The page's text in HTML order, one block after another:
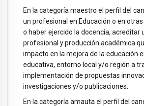
En la categoría maestro el perfil del
un profesional en Educación o en
o haber ejercido la docencia, acreditar
profesional y producción académica
impacto en la mejora de la educación
educativa, entorno local y/o región a
implementación de propuestas
investigaciones y/o publicaciones.
En la categoría amauta el perfil del